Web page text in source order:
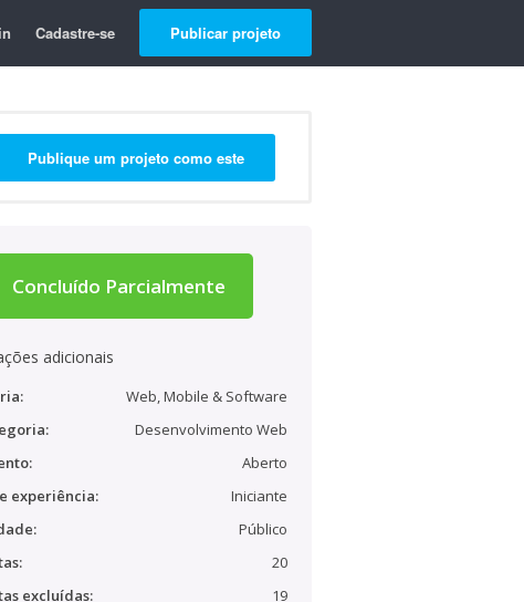
Cadastre-se Publicar projeto
Publique um projeto como este
Concluído Parcialmente
adicionais
Web, Mobile & Software
Desenvolvimento Web
Aberto
experiência:
Iniciante
Público
20
excluídas:
19